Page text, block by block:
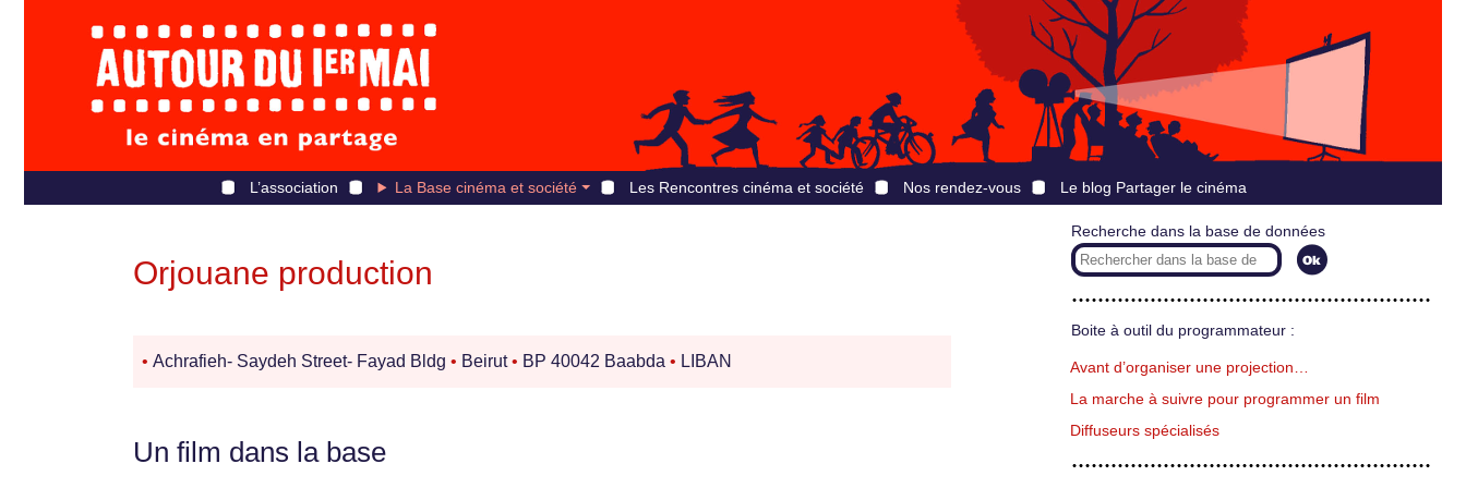
L’association La Base cinéma et société Les Rencontres cinéma et société Nos rendez-vous Le blog Partager le cinéma
Orjouane production
• Achrafieh- Saydeh Street- Fayad Bldg • Beirut• BP 40042 Baabda • LIBAN
Un film dans la base
Recherche dans la base de données
Boite à outil du programmateur :
Avant d’organiser une projection…
La marche à suivre pour programmer un film
Diffuseurs spécialisés